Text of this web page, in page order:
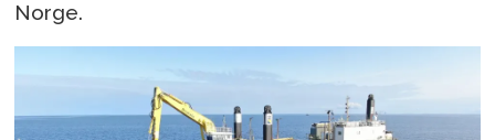
Norge.